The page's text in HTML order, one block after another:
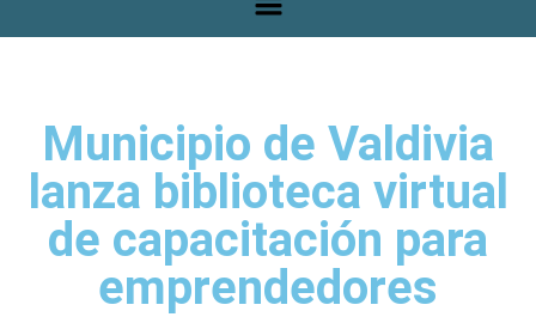
Municipio de Valdivia
lanza biblioteca virtual
de capacitación para
emprendedores